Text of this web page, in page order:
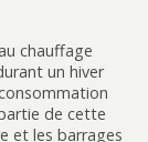
chauffage
un hiver
de cette
et les barrages